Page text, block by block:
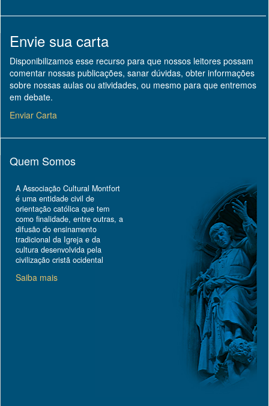
Envie sua carta
Disponibilizamos esse recurso para que nossos leitores possam
comentar nossas publicações, sanar dúvidas, obter informações
sobre nossas aulas ou atividades, ou mesmo para que entremos
em debate.
Enviar Carta
Quem Somos
A Associação Cultural Montfort
é uma entidade civil de
orientação católica que tem
como finalidade, entre outras, a
difusão do ensinamento
tradicional da Igreja e da
cultura desenvolvida pela
civilização cristã ocidental
Saiba mais